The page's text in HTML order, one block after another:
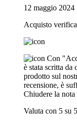
12 maggio 2024
Acquisto
Con
è stata scritta da
prodotto sul
recensione, è
Chiudere la nota
Valuta con 5 su